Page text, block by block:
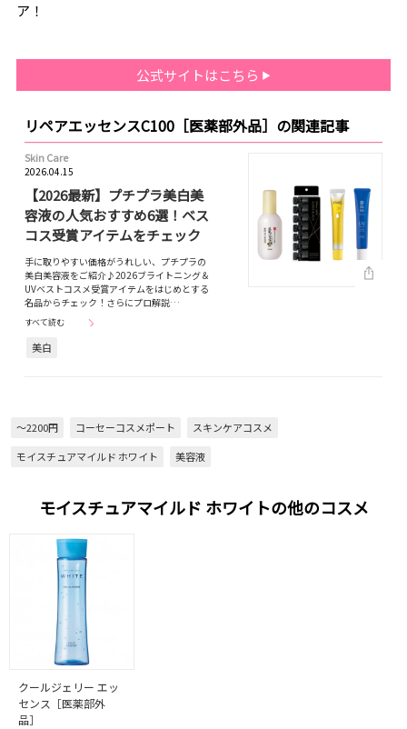
ア！
公式サイトはこちら
リペアエッセンスC100［医薬部外品］の関連記事
Skin Care
2026.04.15
【2026最新】プチプラ美白美
容液の人気おすすめ6選！ベス
コス受賞アイテムをチェック
手に取りやすい価格がうれしい、プチプラの
美白美容液をご紹介♪2026ブライトニング＆
UVベストコスメ受賞アイテムをはじめとする
名品からチェック！さらにプロ解説…
すべて読む
美白
～2200円 コーセーコスメポート
スキンケアコスメ
モイスチュアマイルド ホワイト
美容液
モイスチュアマイルド ホワイトの他のコスメ
クールジェリー エッ
センス［医薬部外
品］